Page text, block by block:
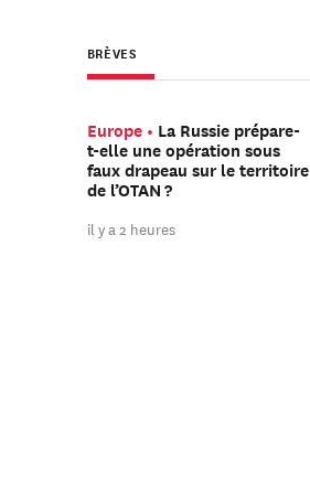
BRÈVES
Europe
La Russie prépare-
t-elle une opération sous
faux drapeau sur le territoire
de l’OTAN ?
il y a 2 heures